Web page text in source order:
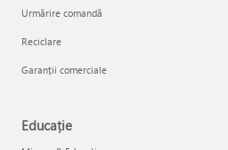
Urmărire comandă
Reciclare
Garanții comerciale
Educație